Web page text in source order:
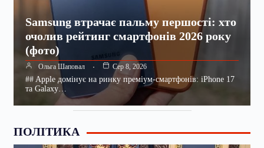
Samsung втрачає пальму першості: хто
очолив рейтинг смартфонів 2026 року
(фото)
Ольга Шаповал Сер 8, 2026
## Apple домінує на ринку преміум-смартфонів: iPhone 17
та Galaxy…
ПОЛІТИКА